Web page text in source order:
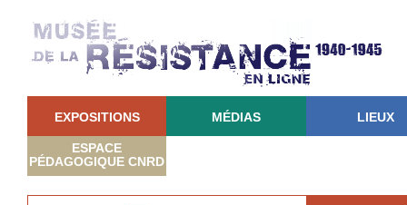
EXPOSITIONS MÉDIAS LIEUX
ESPACE
PÉDAGOGIQUE CNRD